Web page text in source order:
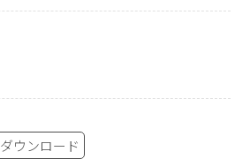
ダウンロード